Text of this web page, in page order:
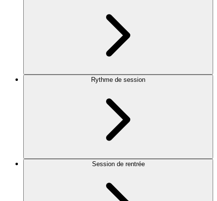
Rythme de session
Session de rentrée